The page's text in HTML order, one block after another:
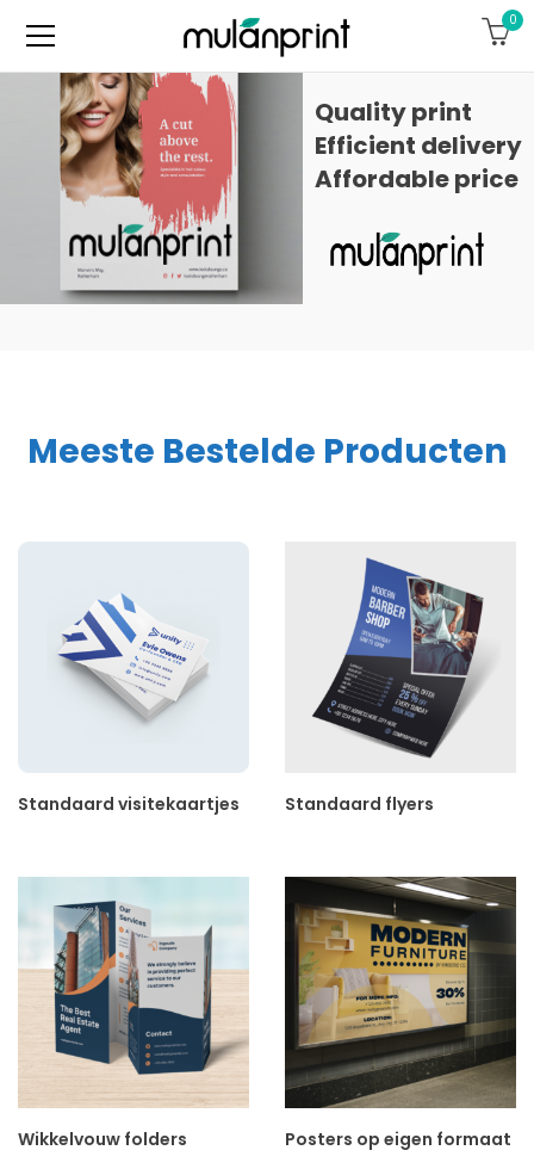
0
Quality print
Efficient delivery
Affordable price
Meeste Bestelde Producten
Standaard visitekaartjes Standaard flyers
Wikkelvouw folders Posters op eigen formaat